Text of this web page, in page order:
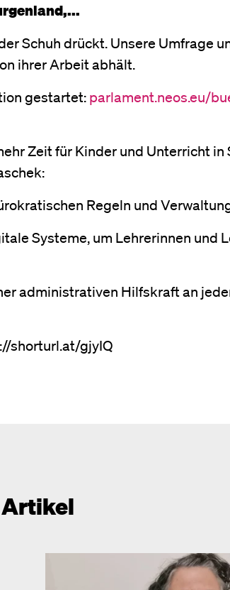
Schuh drückt. Unsere Umfrage
ihrer Arbeit abhält.
gestartet:parlament.neos.eu/
Zeit für Kinder und Unterricht in
Regeln und
Systeme, um Lehrerinnen und
administrativen Hilfskraft an
shorturl.at/gjyIQ